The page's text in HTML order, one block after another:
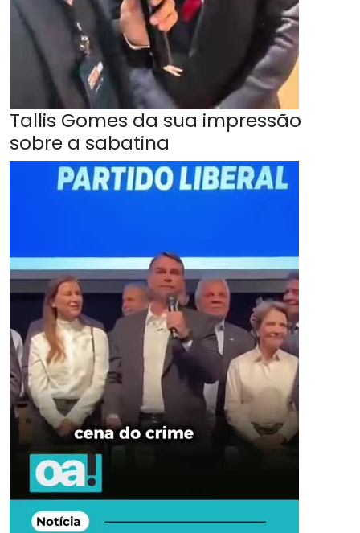
Tallis Gomes da sua impressão
sobre a sabatina